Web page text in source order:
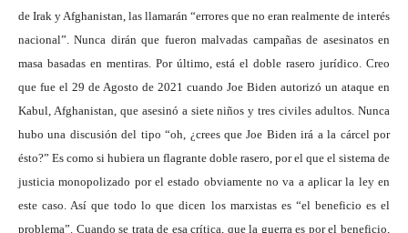
de Irak y Afghanistan, las llamarán “errores que no eran realmente de interés
nacional”. Nunca dirán que fueron malvadas campañas de asesinatos en
masa basadas en mentiras. Por último, está el doble rasero jurídico. Creo
que fue el 29 de Agosto de 2021 cuando Joe Biden autorizó un ataque en
Kabul, Afghanistan, que asesinó a siete niños y tres civiles adultos. Nunca
hubo una discusión del tipo “oh, ¿crees que Joe Biden irá a la cárcel por
ésto?” Es como si hubiera un flagrante doble rasero, por el que el sistema de
justicia monopolizado por el estado obviamente no va a aplicar la ley en
este caso. Así que todo lo que dicen los marxistas es “el beneficio es el
problema”. Cuando se trata de esa crítica, que la guerra es por el beneficio,